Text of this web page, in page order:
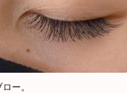
ー。